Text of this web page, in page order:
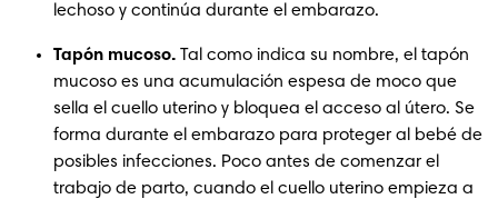
lechoso y continúa durante el embarazo.
Tapón mucoso. Tal como indica su nombre, el tapón
mucoso es una acumulación espesa de moco que
sella el cuello uterino y bloquea el acceso al útero. Se
forma durante el embarazo para proteger al bebé de
posibles infecciones. Poco antes de comenzar el
trabajo de parto, cuando el cuello uterino empieza a